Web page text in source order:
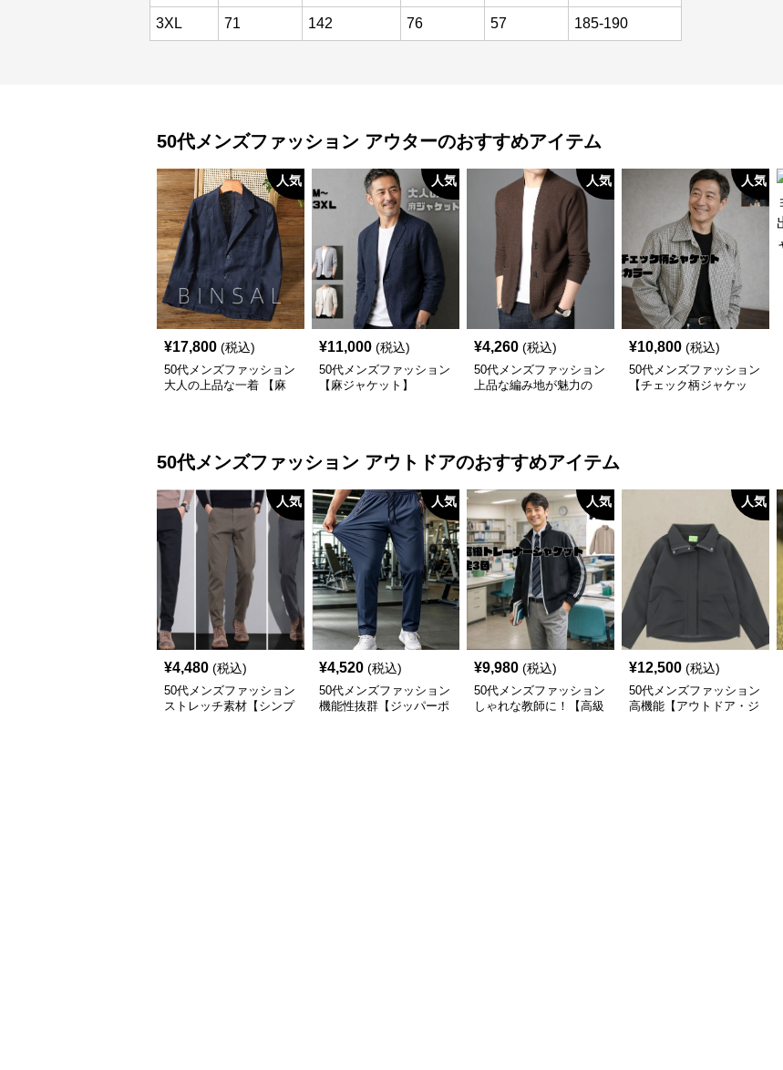
3XL 71 142 76 57 185-190
50代メンズファッション アウターのおすすめアイテム
人気
¥17,800 (税込)
50代メンズファッション
大人の上品な一着 【麻
人気
¥11,000 (税込)
50代メンズファッション
【麻ジャケット】
人気
¥4,260 (税込)
50代メンズファッション
上品な編み地が魅力の
人気
¥10,800 (税込)
50代メンズファッション
【チェック柄ジャケッ
50代メンズファッション アウトドアのおすすめアイテム
人気
¥4,480 (税込)
50代メンズファッション
ストレッチ素材【シンプ
人気
¥4,520 (税込)
50代メンズファッション
機能性抜群【ジッパーポ
人気
¥9,980 (税込)
50代メンズファッション
しゃれな教師に！【高級
人気
¥12,500 (税込)
50代メンズファッション
高機能【アウトドア・ジ